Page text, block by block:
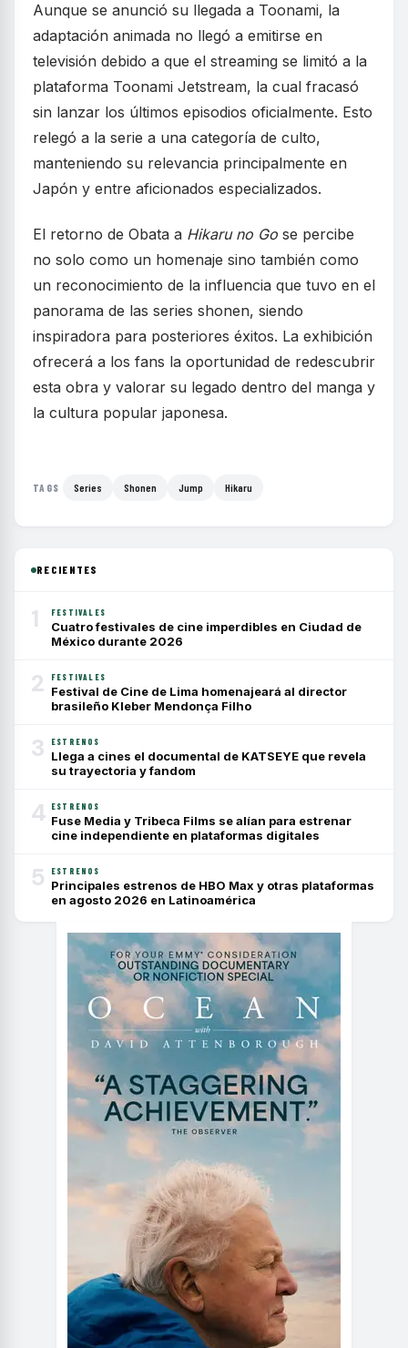
Aunque se anunció su llegada a Toonami, la
adaptación animada no llegó a emitirse en
televisión debido a que el streaming se limitó a la
plataforma Toonami Jetstream, la cual fracasó
sin lanzar los últimos episodios oficialmente. Esto
relegó a la serie a una categoría de culto,
manteniendo su relevancia principalmente en
Japón y entre aficionados especializados.
El retorno de Obata a Hikaru no Go se percibe
no solo como un homenaje sino también como
un reconocimiento de la influencia que tuvo en el
panorama de las series shonen, siendo
inspiradora para posteriores éxitos. La exhibición
ofrecerá a los fans la oportunidad de redescubrir
esta obra y valorar su legado dentro del manga y
la cultura popular japonesa.
TAGS Series Shonen Jump Hikaru
RECIENTES
1 FESTIVALES
Cuatro festivales de cine imperdibles en Ciudad de
México durante 2026
2 FESTIVALES
Festival de Cine de Lima homenajeará al director
brasileño Kleber Mendonça Filho
3 ESTRENOS
Llega a cines el documental de KATSEYE que revela
su trayectoria y fandom
4 ESTRENOS
Fuse Media y Tribeca Films se alían para estrenar
cine independiente en plataformas digitales
5 ESTRENOS
Principales estrenos de HBO Max y otras plataformas
en agosto 2026 en Latinoamérica